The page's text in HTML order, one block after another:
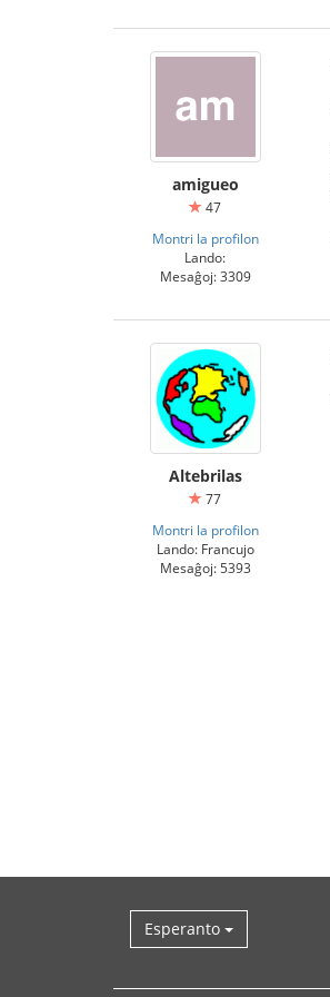
amigueo
47
Montri la profilon
Lando:
Mesaĝoj: 3309
Altebrilas
77
Montri la profilon
Lando: Francujo
Mesaĝoj: 5393
Esperanto